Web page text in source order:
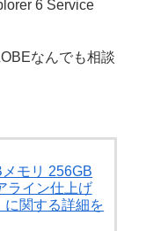
6 Service
なんでも相談
モリ 256GB
ライン仕上げ
関する詳細を